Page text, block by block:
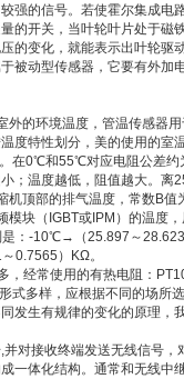
强的信号。若使霍尔集成电
的开关，当叶轮叶片处于磁
的变化，就能表示出叶轮
被动型传感器，它要有外
的环境温度，管温传感器
度特性划分，美的使用的室
在0℃和55℃对应电阻公差
；温度越低，阻值越大。离
机顶部的排气温度，常数B
模块（IGBT或IPM）的温度
是：-10℃→（25.897～
0.7565）KΩ。
，经常使用的有热电阻：
多样，应根据不同的场所选
发生有规律的变化的原理，
对接收终端发送无线信号
一体化结构。通常和无线中